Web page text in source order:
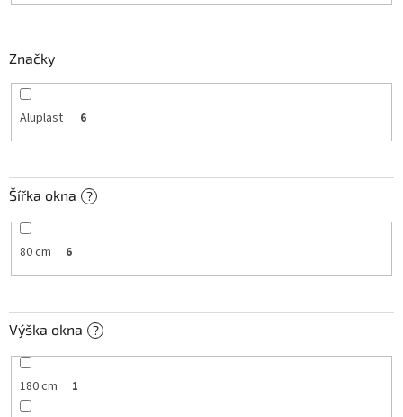
ů
Značky
Aluplast 6
Šířka okna ?
80 cm 6
Výška okna ?
180 cm 1